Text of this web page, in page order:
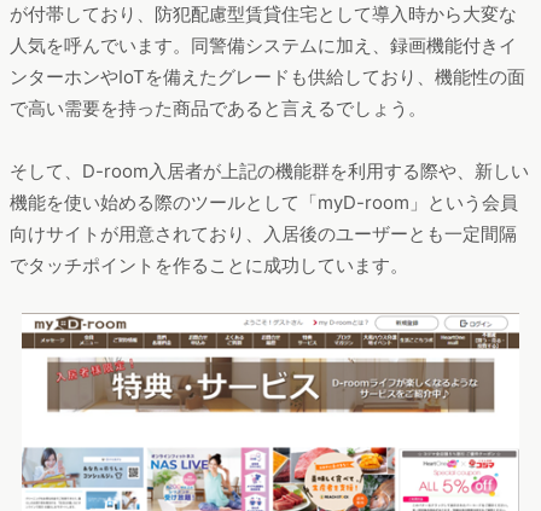
が付帯しており、防犯配慮型賃貸住宅として導入時から大変な
人気を呼んでいます。同警備システムに加え、録画機能付きイ
ンターホンやIoTを備えたグレードも供給しており、機能性の面
で高い需要を持った商品であると言えるでしょう。
そして、D-room入居者が上記の機能群を利用する際や、新しい
機能を使い始める際のツールとして「myD-room」という会員
向けサイトが用意されており、入居後のユーザーとも一定間隔
でタッチポイントを作ることに成功しています。